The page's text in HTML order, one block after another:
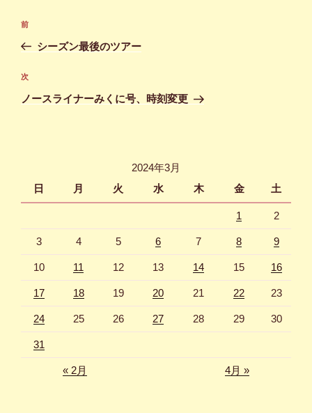
投
ナ
ビ
ゲ
前
の
稿
前
シーズン最後のツアー
次
の
次
ノースライナーみくに号、時刻変更
2024年3月
日
月 火 水 木 金 土
1 2
3 4 5 6 7 8 9
10 11 12 13 14 15 16
17 18 19 20 21 22 23
24 25 26 27 28 29 30
31
« 2月 4月 »